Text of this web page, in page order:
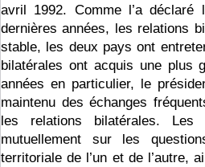
avril 1992. Comme l’a
dernières années, les relations
stable, les deux pays ont
bilatérales ont acquis une plus
années en particulier, le
maintenu des échanges
les relations bilatérales.
mutuellement sur les
territoriale de l’un et de l’autre,